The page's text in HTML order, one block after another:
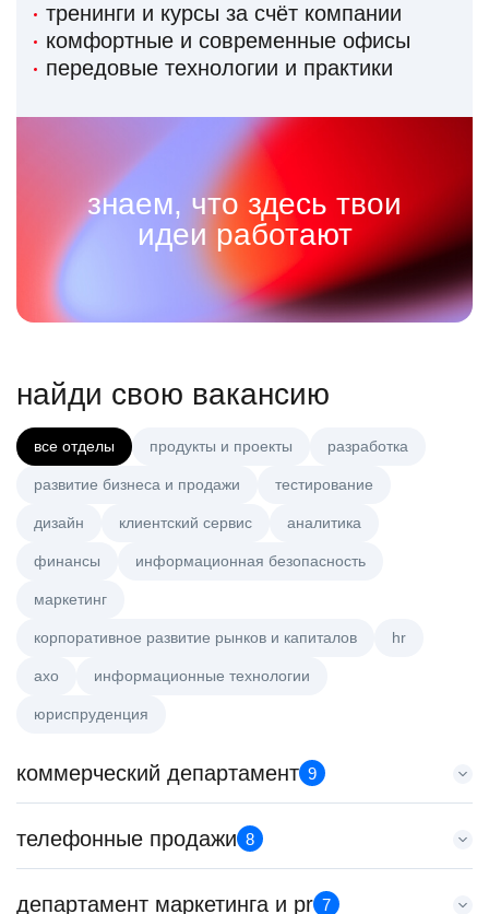
тренинги и курсы за счёт компании
комфортные и современные офисы
передовые технологии и практики
знаем, что здесь твои
идеи работают
найди свою вакансию
все отделы продукты и проекты разработка
развитие бизнеса и продажи тестирование
дизайн клиентский сервис аналитика
финансы информационная безопасность
маркетинг
корпоративное развитие рынков и капиталов hr
axo информационные технологии
юриспруденция
коммерческий департамент 9
Старший аналитик клиентской эффективности
HeadHunter::Коммерческий департамент
з/п не указана
телефонные продажи 8
департамент маркетинга и pr 7